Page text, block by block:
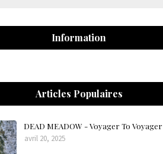
Information
Articles Populaires
DEAD MEADOW - Voyager To Voyager
avril 20, 2025